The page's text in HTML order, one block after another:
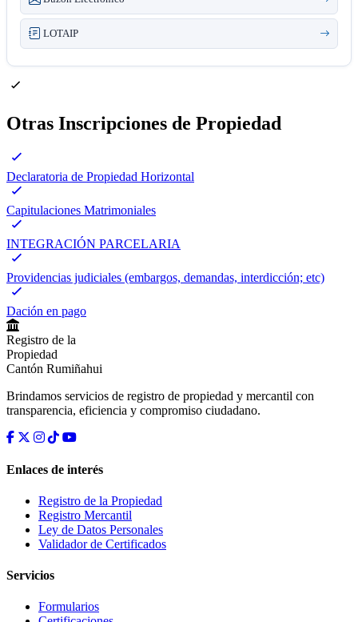
LOTAIP
Otras Inscripciones de Propiedad
Declaratoria de Propiedad Horizontal
Capitulaciones Matrimoniales
INTEGRACIÓN PARCELARIA
Providencias judiciales (embargos, demandas, interdicción; etc)
Dación en pago
Registro de la
Propiedad
Cantón Rumiñahui
Brindamos servicios de registro de propiedad y mercantil con
transparencia, eficiencia y compromiso ciudadano.
Enlaces de interés
Registro de la Propiedad
Registro Mercantil
Ley de Datos Personales
Validador de Certificados
Servicios
Formularios